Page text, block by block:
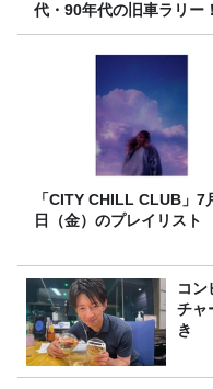
代・90年代の旧車ラリー！
「CITY CHILL CLUB」7
日（金）のプレイリスト
コン
チャ
き